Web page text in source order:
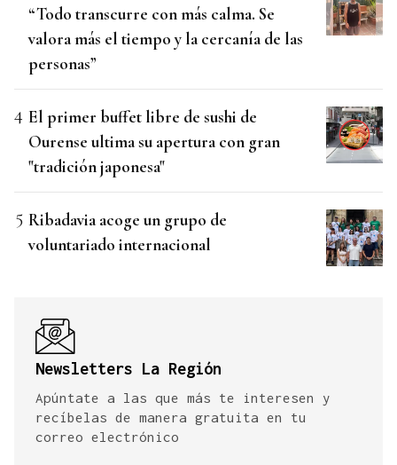
“Todo transcurre con más calma. Se
valora más el tiempo y la cercanía de las
personas”
El primer buffet libre de sushi de
Ourense ultima su apertura con gran
"tradición japonesa"
Ribadavia acoge un grupo de
voluntariado internacional
Newsletters La Región
Apúntate a las que más te interesen y
recíbelas de manera gratuita en tu
correo electrónico